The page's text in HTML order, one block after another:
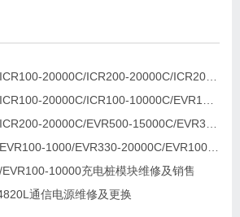
10000充电桩模块维修及销售
通信电源维修及更换